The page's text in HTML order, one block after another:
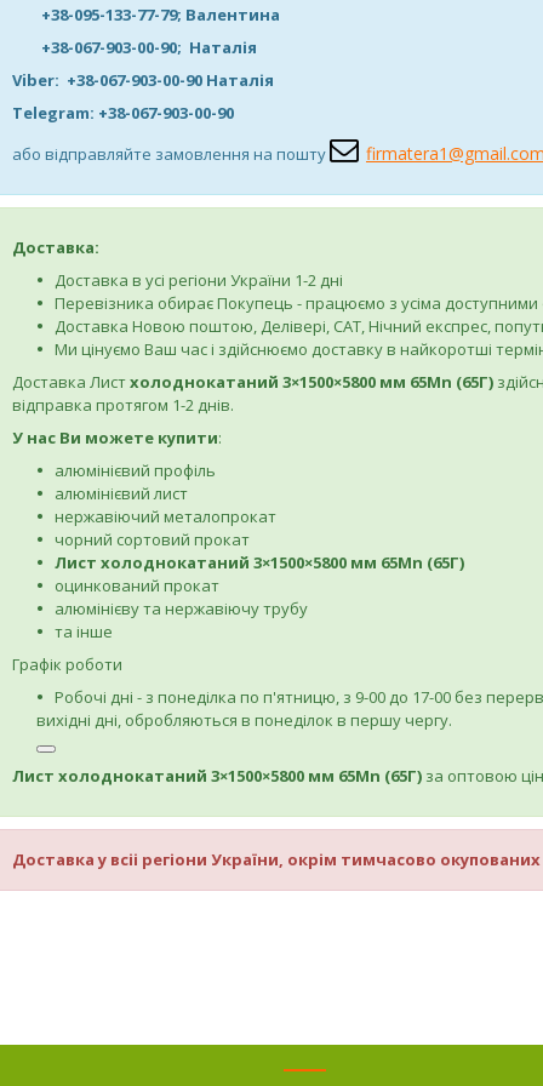
+38-095-133-77-79; Валентина
+38-067-903-00-90; Наталія
Viber: +38-067-903-00-90 Наталія
Telegram: +38-067-903-00-90
або відправляйте замовлення на пошту
Доставка:
Доставка в усі регіони України 1-2 дні
Перевізника обирає Покупець - працюємо з усіма
Доставка Новою поштою, Делівері, САТ, Нічний експрес,
Ми цінуємо Ваш час і здійснюємо доставку в найкоротші
Доставка Листхолоднокатаний 3×1500×5800 мм 65Mn (65Г)
відправка протягом 1-2 днів.
У нас Ви можете купити:
алюмінієвий профіль
алюмінієвий лист
нержавіючий металопрокат
чорний сортовий прокат
Лист холоднокатаний 3×1500×5800 мм 65Mn (65Г)
оцинкований прокат
алюмінієву та нержавіючу трубу
та інше
Графік роботи
Робочі дні - з понеділка по п'ятницю, з 9-00 до 17-00 без
вихідні дні, обробляються в понеділок в першу чергу.
Лист холоднокатаний 3×1500×5800 мм 65Mn (65Г) за оптовою
Доставка у всіі регіони України, окрім тимчасово